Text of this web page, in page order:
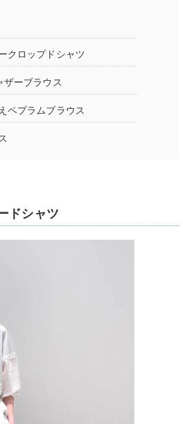
クロップドシャツ
ーブラウス
ペプラムブラウス
ドシャツ